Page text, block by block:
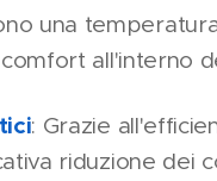
una
all'interno
: Grazie
riduzione dei